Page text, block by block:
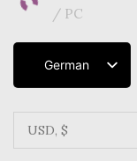
PC
German
English
Italian
Spanish